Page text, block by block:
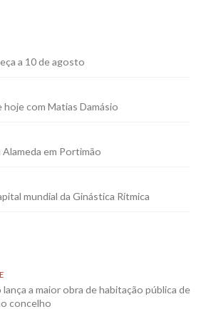
a 10 de agosto
hoje com Matias Damásio
em Portimão
mundial da Ginástica Rítmica
a maior obra de habitação pública de
concelho